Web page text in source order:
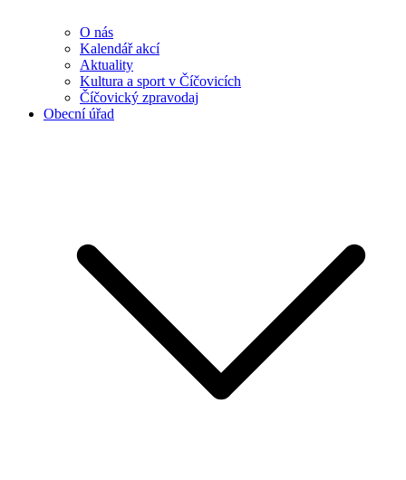
O nás
Kalendář akcí
Aktuality
Kultura a sport v Číčovicích
Číčovický zpravodaj
Obecní úřad